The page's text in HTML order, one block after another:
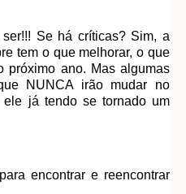
Se há críticas? Sim, a
tem o que melhorar, o que
próximo ano. Mas algumas
NUNCA irão mudar no
ele já tendo se tornado um
encontrar e reencontrar